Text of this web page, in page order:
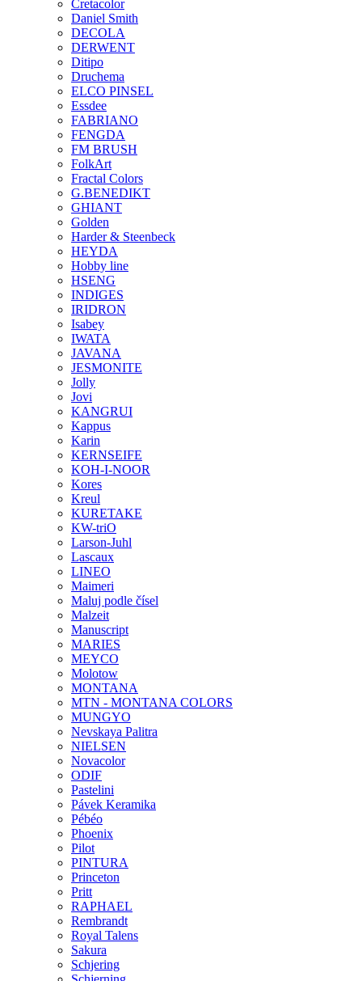
Cretacolor
Daniel Smith
DECOLA
DERWENT
Ditipo
Druchema
ELCO PINSEL
Essdee
FABRIANO
FENGDA
FM BRUSH
FolkArt
Fractal Colors
G.BENEDIKT
GHIANT
Golden
Harder & Steenbeck
HEYDA
Hobby line
HSENG
INDIGES
IRIDRON
Isabey
IWATA
JAVANA
JESMONITE
Jolly
Jovi
KANGRUI
Kappus
Karin
KERNSEIFE
KOH-I-NOOR
Kores
Kreul
KURETAKE
KW-triO
Larson-Juhl
Lascaux
LINEO
Maimeri
Maluj podle čísel
Malzeit
Manuscript
MARIES
MEYCO
Molotow
MONTANA
MTN - MONTANA COLORS
MUNGYO
Nevskaya Palitra
NIELSEN
Novacolor
ODIF
Pastelini
Pávek Keramika
Pébéo
Phoenix
Pilot
PINTURA
Princeton
Pritt
RAPHAEL
Rembrandt
Royal Talens
Sakura
Schjering